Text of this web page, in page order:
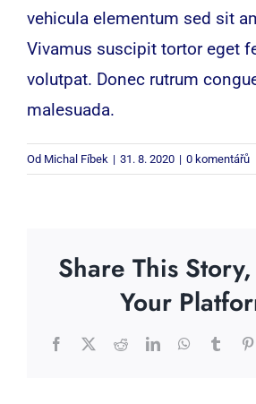
vehicula elementum sed sit
Vivamus suscipit tortor eget
volutpat. Donec rutrum
malesuada.
Od Michal Fíbek | 31. 8. 2020 | 0 komentářů
Share This
Your
Facebook
X RedditLinkedInWhatsApp
Tumblr